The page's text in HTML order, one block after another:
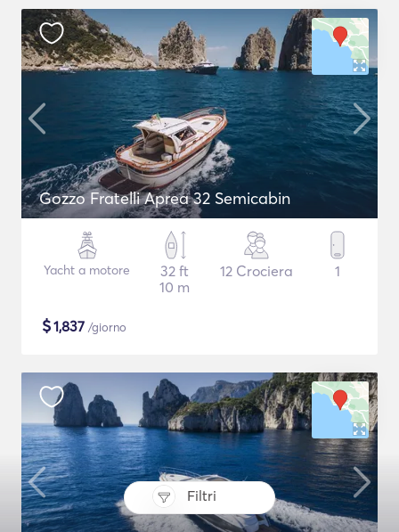
Filtri
Gozzo Fratelli Aprea 32 Semicabin
Yacht a motore
32 ft
10 m
12 Crociera 1
$1,837 /giorno